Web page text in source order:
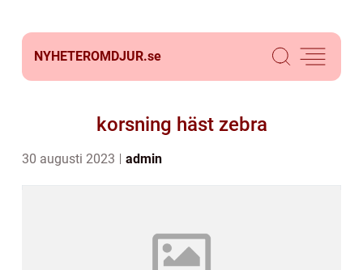
NYHETEROMDJUR.se
korsning häst zebra
30 augusti 2023 admin